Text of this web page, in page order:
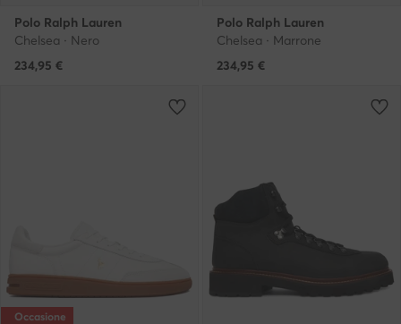
Polo Ralph Lauren
Chelsea · Nero
234,95 €
Polo Ralph Lauren
Chelsea · Marrone
234,95 €
Occasione